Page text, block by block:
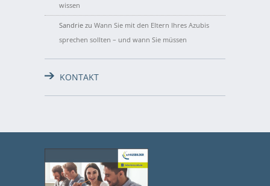
wissen
Sandrie zu Wann Sie mit den Eltern Ihres Azubis
sprechen sollten – und wann Sie müssen
KONTAKT